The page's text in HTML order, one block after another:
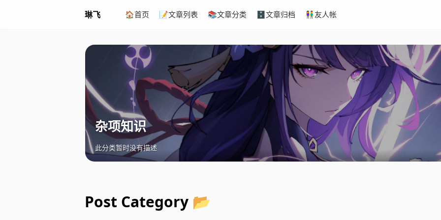
琳飞 🏠首页 📝文章列表 📚文章分类 🗄️文章归档 👫友人帐
杂项知识
此分类暂时没有描述
Post Category 📂